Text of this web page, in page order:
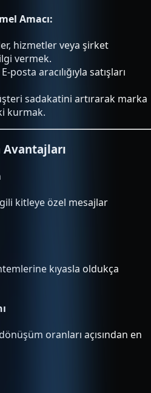
Amacı:
hizmetler veya şirket
vermek.
E-posta aracılığıyla satışları
sadakatini artırarak marka
kurmak.
Avantajları
kitleye özel mesajlar
kıyasla oldukça
oranları açısından en